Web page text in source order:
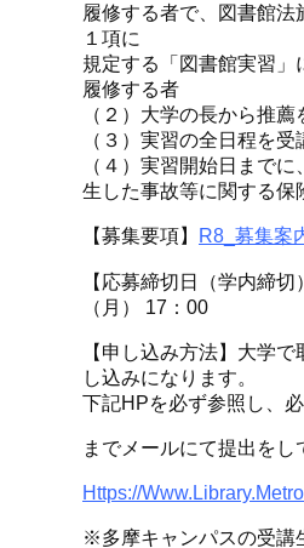
履修する者で、図書館法
１項に
規定する「図書館実習」
履修する者
（２）大学の長から推
（３）実習の全日程を
（４）実習開始日まで
生した事故等に関する保
【募集要項】 R8_募集案
【応募締切日（学内締
（月） 17：00
【申し込み方法】大学
し込みになります。
下記HPを必ず参照し、
までメールにて提出をし
Https://
※多摩キャンパスの受講